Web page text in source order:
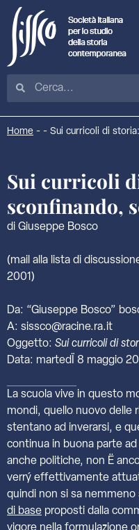
Home - - Sui curricoli di
Sui curricoli
sconfinando,
di Giuseppe Bosco
(mail alla lista di
2001)
Da: “Giuseppe Bosco”
A: sissco@racine.ra.it
Oggetto: Sui curricoli di
Data: martedÏ 8 maggio
La scuola vive in questo
mondi, quello nuovo delle
stentano ad inverarsi, e
continua in buona parte
anche politiche, non Ë
verrý effettivamente
quindi non si sa nemmeno
di base proposti dalla